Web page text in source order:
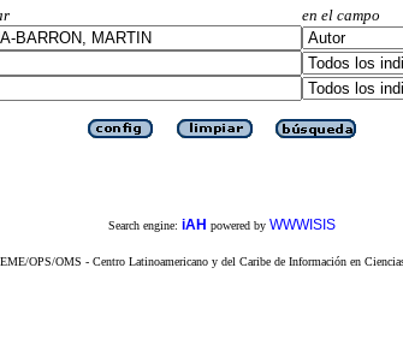
en el campo
Search engine: iAH powered by WWWISIS
OPS/OMS - Centro Latinoamericano y del Caribe de Información en